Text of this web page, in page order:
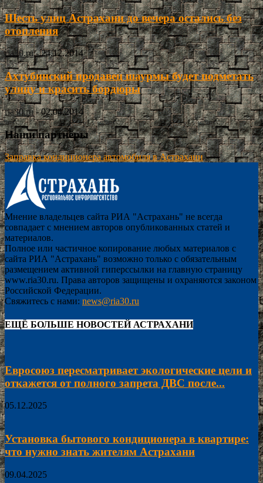
Шесть улиц Астрахани до вечера остались без
отопления
ria30.ru - 24.12.2014
Ахтубинский продавец шаурмы будет подметать
улицу и красить бордюры
ria30.ru - 02.04.2014
Наши партнёры
Заправка кондиционера автомобиля в Астрахани
Мнение владельцев сайта РИА "Астрахань" не всегда
совпадает с мнением авторов опубликованных статей и
материалов.
Полное или частичное копирование любых материалов с
сайта РИА "Астрахань" возможно только с обязательным
размещением активной гиперссылки на главную страницу
www.ria30.ru. Права авторов защищены и охраняются законом
Российской Федерации.
Свяжитесь с нами: news@ria30.ru
ЕЩЁ БОЛЬШЕ НОВОСТЕЙ АСТРАХАНИ
Евросоюз пересматривает экологические цели и
откажется от полного запрета ДВС после...
05.12.2025
Установка бытового кондиционера в квартире:
что нужно знать жителям Астрахани
09.04.2025